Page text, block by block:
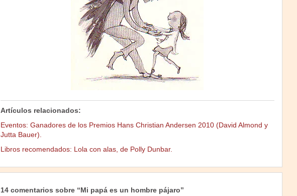
Artículos relacionados:
Eventos: Ganadores de los Premios Hans Christian Andersen 2010 (David Almond y
Jutta Bauer).
Libros recomendados: Lola con alas, de Polly Dunbar.
14 comentarios sobre “Mi papá es un hombre pájaro”